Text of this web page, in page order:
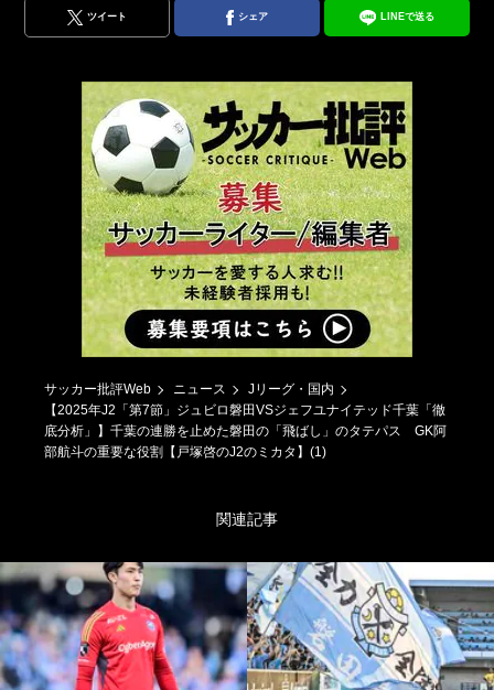
ツイート シェア LINEで送る
サッカー批評Web ニュース
Jリーグ・国内
【2025年J2「第7節」ジュビロ磐田VSジェフユナイテッド千葉「徹
底分析」】千葉の連勝を止めた磐田の「飛ばし」のタテパス GK阿
部航斗の重要な役割【戸塚啓のJ2のミカタ】(1)
関連記事